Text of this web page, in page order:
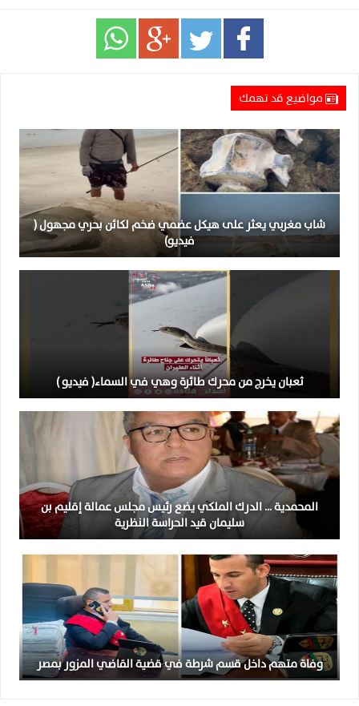
مواضيع قد تهمك
شاب مغربي يعثر على هيكل عضمي ضخم لكائن بحري مجهول (
فيديو)
ثعبان يخرج من محرك طائرة وهي في السماء( فيديو )
المحمدية … الدرك الملكي يضع رئيس مجلس عمالة إقليم بن
سليمان قيد الحراسة النظرية
وفاة متهم داخل قسم شرطة في قضية القاضي المزور بمصر